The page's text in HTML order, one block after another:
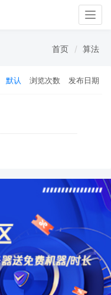
首页 算法
默认 浏览次数 发布日期